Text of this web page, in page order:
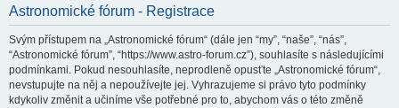
Astronomické fórum - Registrace
Svým přístupem na „Astronomické fórum“ (dále jen “my”, “naše”, “nás”,
“Astronomické fórum”, “https://www.astro-forum.cz”), souhlasíte s následujícími
podmínkami. Pokud nesouhlasíte, neprodleně opusťte „Astronomické fórum“,
nevstupujte na něj a nepoužívejte jej. Vyhrazujeme si právo tyto podmínky
kdykoliv změnit a učiníme vše potřebné pro to, abychom vás o této změně